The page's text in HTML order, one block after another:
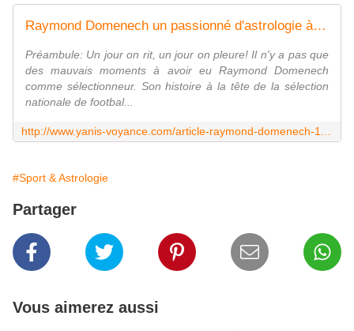
Raymond Domenech un passionné d'astrologie à la loupe d'un astrologue - 3e oeil
Préambule: Un jour on rit, un jour on pleure! Il n'y a pas que
des mauvais moments à avoir eu Raymond Domenech
comme sélectionneur. Son histoire à la tête de la sélection
nationale de footbal...
#Sport & Astrologie
Partager
Vous aimerez aussi